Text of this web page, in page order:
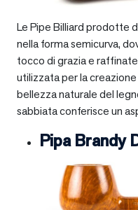
Le Pipe Billiard prodotte
nella forma semicurva,
tocco di grazia e
utilizzata per la
bellezza naturale del
sabbiata conferisce un
Pipa Brandy